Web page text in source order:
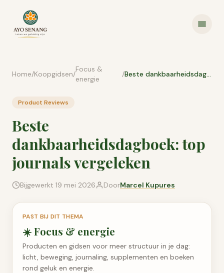
Home/Koopgidsen/
Focus &
energie
/ Beste dankbaarheidsdagboek: top journals vergeleken
Product Reviews
Beste
dankbaarheidsdagboek: top
journals vergeleken
Bijgewerkt 19 mei 2026 DoorMarcel Kupures
PAST BIJ DIT THEMA
☀️Focus & energie
Producten en gidsen voor meer structuur in je dag:
licht, beweging, journaling, supplementen en boeken
rond geluk en energie.